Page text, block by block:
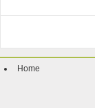
Home